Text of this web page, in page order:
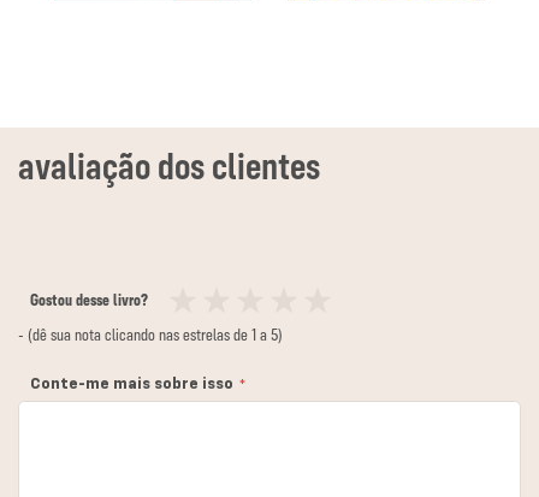
Gostou desse livro?
12
3
4
5
- (dê sua nota clicando nas estrelas de 1 a 5)
Conte-me mais sobre isso